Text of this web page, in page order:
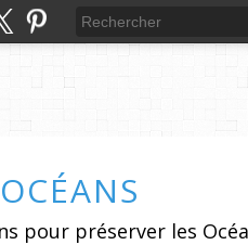
pour préserver les